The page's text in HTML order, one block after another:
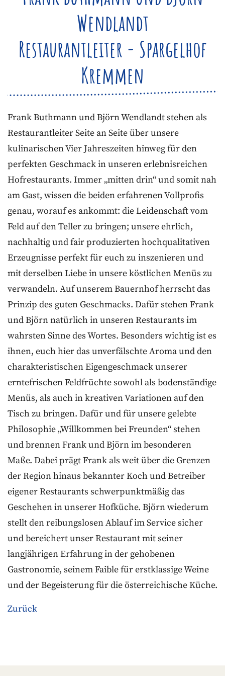
Wendlandt
Restaurantleiter - Spargelhof
Kremmen
Restaurantleiter
Frank Buthmann und Björn Wendlandt stehen als
Restaurantleiter Seite an Seite über unsere
kulinarischen Vier Jahreszeiten hinweg für den
perfekten Geschmack in unseren erlebnisreichen
Hofrestaurants. Immer „mitten drin“ und somit nah
am Gast, wissen die beiden erfahrenen Vollprofis
genau, worauf es ankommt: die Leidenschaft vom
Feld auf den Teller zu bringen; unsere ehrlich,
nachhaltig und fair produzierten hochqualitativen
Erzeugnisse perfekt für euch zu inszenieren und
mit derselben Liebe in unsere köstlichen Menüs zu
verwandeln. Auf unserem Bauernhof herrscht das
Prinzip des guten Geschmacks. Dafür stehen Frank
und Björn natürlich in unseren Restaurants im
wahrsten Sinne des Wortes. Besonders wichtig ist es
ihnen, euch hier das unverfälschte Aroma und den
charakteristischen Eigengeschmack unserer
erntefrischen Feldfrüchte sowohl als bodenständige
Menüs, als auch in kreativen Variationen auf den
Tisch zu bringen. Dafür und für unsere gelebte
Philosophie „Willkommen bei Freunden“ stehen
und brennen Frank und Björn im besonderen
Maße. Dabei prägt Frank als weit über die Grenzen
der Region hinaus bekannter Koch und Betreiber
eigener Restaurants schwerpunktmäßig das
Geschehen in unserer Hofküche. Björn wiederum
stellt den reibungslosen Ablauf im Service sicher
und bereichert unser Restaurant mit seiner
langjährigen Erfahrung in der gehobenen
Gastronomie, seinem Faible für erstklassige Weine
und der Begeisterung für die österreichische Küche.
Zurück